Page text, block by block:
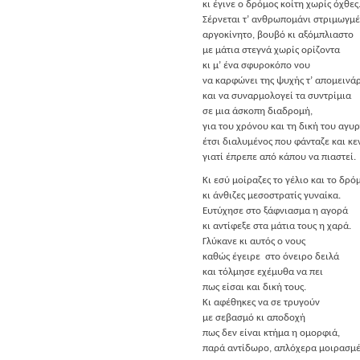
κι έγι­νε ο δρό­μος κοί­τη χωρίς όχθες.
Σέρ­νε­ται τ’ ανθρω­πο­μά­νι
αργο­κί­νη­το, βου­βό κι αξόμπλιαστο
με μάτια στε­γνά χωρίς ορίζοντα
κι μ’ ένα σφυ­ρο­κό­πο νου
να καρ­φώ­νει της ψυχής τ’
και να συναρ­μο­λο­γεί τα συντρίμια
σε μια άσκο­πη διαδρομή,
για του χρό­νου και τη δική του
έτσι δια­λυ­μέ­νος που φάντα­ζε και
για­τί έπρε­πε από κάπου να πιαστεί.
Κι εσύ μοί­ρα­ζες το γέλιο και το
κι άνθι­ζες μεσο­στρα­τίς γυναίκα.
Ευτύ­χη­σε στο ξάφ­νια­σμα η αγορά
κι αντί­φε­ξε στα μάτια τους η χαρά.
Γλύ­κα­νε κι αυτός ο νους
καθώς έγει­ρε στο όνει­ρο δειλά
και τόλ­μη­σε εχέ­μυ­θα να πει
πως είσαι και δική τους.
Κι αφέ­θη­κες να σε τρυγούν
με σεβα­σμό κι αποδοχή
πως δεν είναι κτή­μα η ομορφιά,
παρά αντί­δω­ρο, απλό­χε­ρα